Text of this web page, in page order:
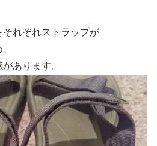
れぞれストラップが
あります。